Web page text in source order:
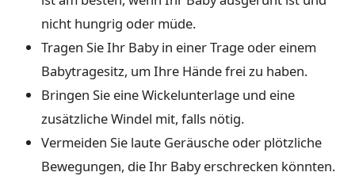
nicht hungrig oder müde.
Tragen Sie Ihr Baby in einer Trage oder einem
Babytragesitz, um Ihre Hände frei zu haben.
Bringen Sie eine Wickelunterlage und eine
zusätzliche Windel mit, falls nötig.
Vermeiden Sie laute Geräusche oder plötzliche
Bewegungen, die Ihr Baby erschrecken könnten.